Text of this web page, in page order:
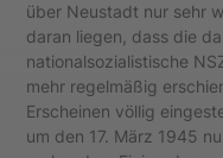
über Neustadt nur sehr
daran liegen, dass die
nationalsozialistische
mehr regelmäßig
Erscheinen völlig
um den 17. März 1945